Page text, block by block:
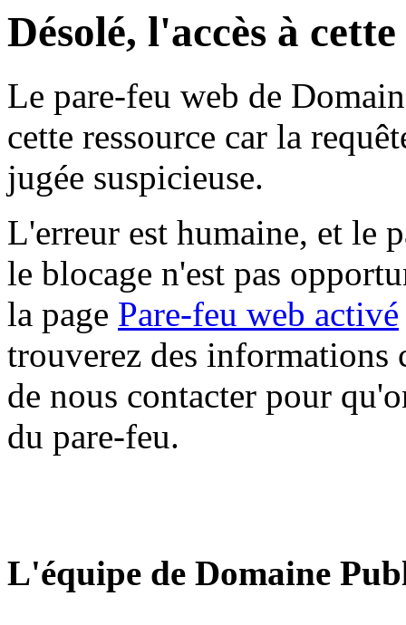
Désolé, l'accès à
Le pare-feu web de
cette ressource car la
jugée suspicieuse.
L'erreur est humaine, et le
le blocage n'est pas
la page Pare-feu web activé
trouverez des informations
de nous contacter pour
du pare-feu.
L'équipe de Domaine